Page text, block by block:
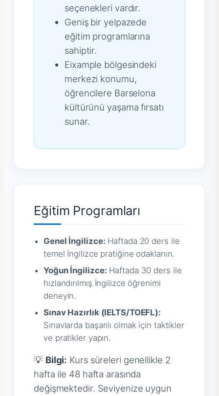
seçenekleri vardır.
Geniş bir yelpazede
eğitim programlarına
sahiptir.
Eixample bölgesindeki
merkezi konumu,
öğrencilere Barselona
kültürünü yaşama fırsatı
sunar.
Eğitim Programları
Genel İngilizce: Haftada 20 ders ile
temel İngilizce pratiğine odaklanın.
Yoğun İngilizce: Haftada 30 ders ile
hızlandırılmış İngilizce öğrenimi
deneyin.
Sınav Hazırlık (IELTS/TOEFL):
Sınavlarda başarılı olmak için taktikler
ve pratikler yapın.
💡 Bilgi: Kurs süreleri genellikle 2
hafta ile 48 hafta arasında
değişmektedir. Seviyenize uygun